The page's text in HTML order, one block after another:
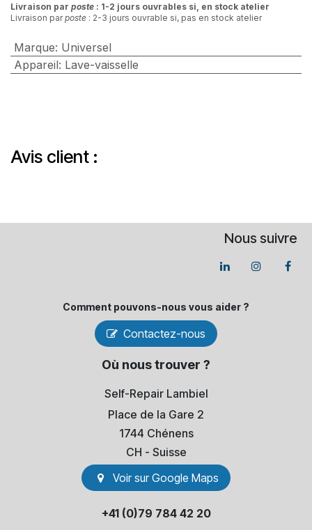
Livraison par poste : 1-2 jours ouvrables si, en stock atelier
Livraison parposte : 2-3 jours ouvrable si, pas en stock atelier
Marque: Universel
Appareil: Lave-vaisselle
Avis client :
Nous suivre
Comment pouvons-​nous vous aider ?
Contactez-nous
Où nous trouver ?
Self-Repair Lambiel
Place de la Gare 2
1744 Chénens
​CH - Suisse
Voir sur Go​​ogle Maps
+41 (0)79 784 42 20